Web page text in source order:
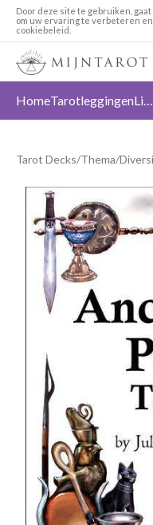
Door deze site te gebruiken,
om uw ervaring te verbeteren
cookiebeleid.
HomeTarotleggingen Liefde
Tarot Decks/Thema/